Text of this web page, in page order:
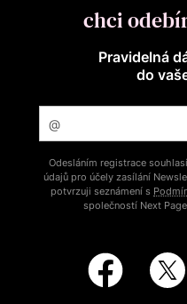
chci
Pravidelná
do
Odesláním registrace
údajů pro účely zasílání
potvrzuji seznámení s
společností Next